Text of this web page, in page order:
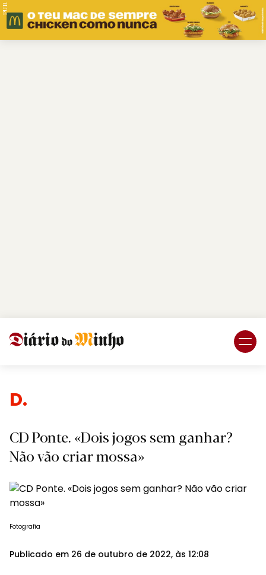
PUB.
Desp
CD Ponte. «Dois jogos sem ganhar?
Não vão criar mossa»
Fotografia
Publicado em 26 de outubro de 2022, às 12:08